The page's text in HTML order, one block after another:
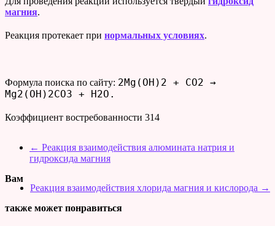
магния.
Реакция протекает при нормальных условиях.
Формула поиска по сайту: 2Mg(OH)2 + CO2 →
Mg2(OH)2CO3 + H2O.
Коэффициент востребованности 314
← Реакция взаимодействия алюмината натрия и
гидроксида магния
Реакция взаимодействия хлорида магния и кислорода →
Вам
также может понравиться